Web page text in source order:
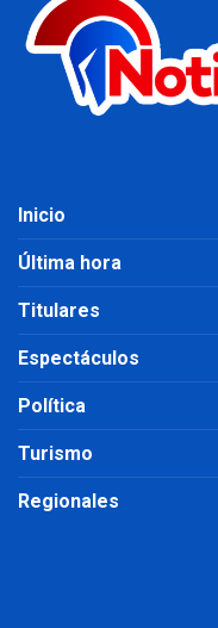
Inicio
Última hora
Titulares
Espectáculos
Política
Turismo
Regionales